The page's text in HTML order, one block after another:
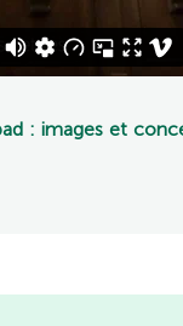
: images et